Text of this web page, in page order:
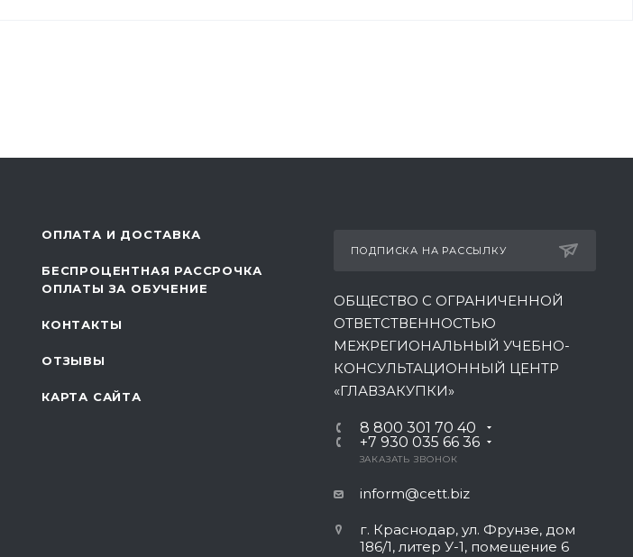
ОПЛАТА И ДОСТАВКА
БЕСПРОЦЕНТНАЯ РАССРОЧКА
ОПЛАТЫ ЗА ОБУЧЕНИЕ
КОНТАКТЫ
ОТЗЫВЫ
КАРТА САЙТА
ПОДПИСКА НА РАССЫЛКУ
ОБЩЕСТВО С ОГРАНИЧЕННОЙ
ОТВЕТСТВЕННОСТЬЮ
МЕЖРЕГИОНАЛЬНЫЙ УЧЕБНО-
КОНСУЛЬТАЦИОННЫЙ ЦЕНТР
«ГЛАВЗАКУПКИ»
8 800 301 70 40
+7 930 035 66 36
ЗАКАЗАТЬ ЗВОНОК
inform@cett.biz
г. Краснодар, ул. Фрунзе, дом
186/1, литер У-1, помещение 6